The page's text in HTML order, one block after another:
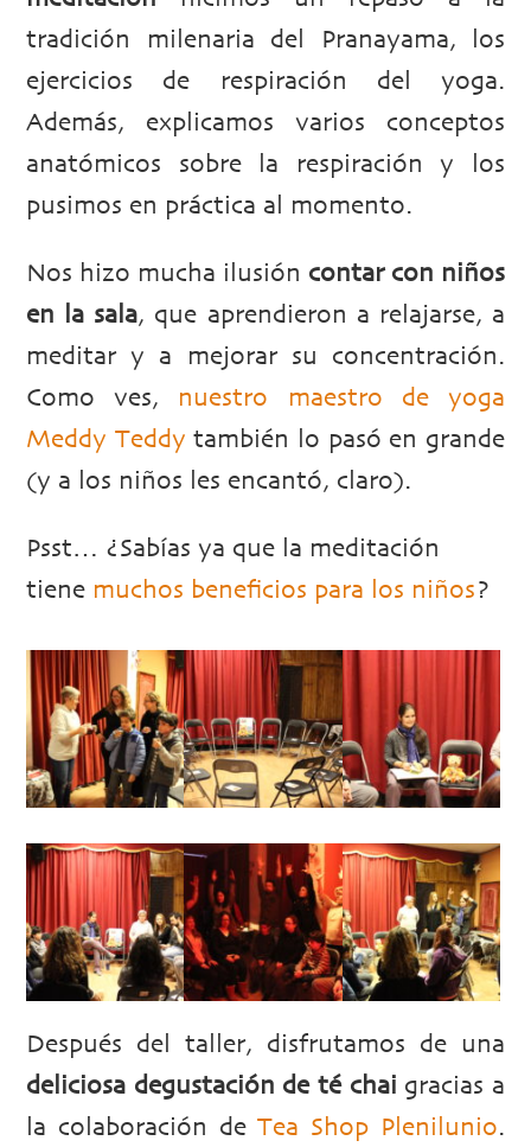
tradición milenaria del Pranayama, los
ejercicios de respiración del yoga.
Además, explicamos varios conceptos
anatómicos sobre la respiración y los
pusimos en práctica al momento.
Nos hizo mucha ilusión contar con niños
en la sala, que aprendieron a relajarse, a
meditar y a mejorar su concentración.
Como ves, nuestro maestro de yoga
Meddy Teddy también lo pasó en grande
(y a los niños les encantó, claro).
Psst… ¿Sabías ya que la meditación
tiene muchos beneficios para los niños?
Después del taller, disfrutamos de una
deliciosa degustación de té chai gracias a
la colaboración deTea Shop Plenilunio.